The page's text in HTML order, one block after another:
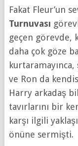
Fakat Fleur’un
Turnuvası
geçen görevde,
daha çok göze
ve Ron da
Harry arkadaş
tavırlarını bir
karşı ilgili
önüne sermişti.